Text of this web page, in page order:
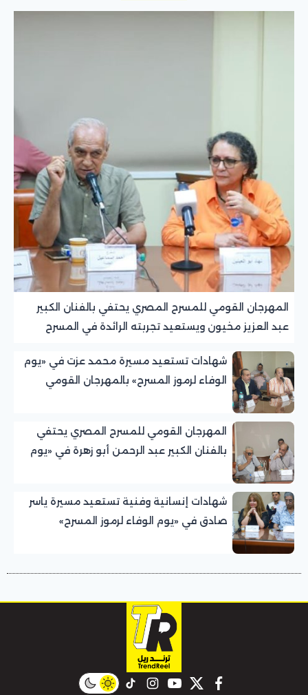
المهرجان القومي للمسرح المصري يحتفي بالفنان الكبير
عبد العزيز مخيون ويستعيد تجربته الرائدة في المسرح
شهادات تستعيد مسيرة محمد عزت في «يوم
الوفاء لرموز المسرح» بالمهرجان القومي
المهرجان القومي للمسرح المصري يحتفي
بالفنان الكبير عبد الرحمن أبو زهرة في «يوم
شهادات إنسانية وفنية تستعيد مسيرة ياسر
صادق في «يوم الوفاء لرموز المسرح»
facebook
twitter
youtube
instagram
tiktok